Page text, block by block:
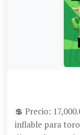
💲 Precio:
inflable para